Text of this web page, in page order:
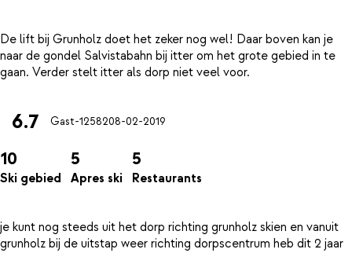
De lift bij Grunholz doet het zeker nog wel! Daar boven kan je
naar de gondel Salvistabahn bij itter om het grote gebied in te
6.7 Gast-1258208-02-2019
10
Ski gebied
5
Apres ski
5
Restaurants
je kunt nog steeds uit het dorp richting grunholz skien en vanuit
grunholz bij de uitstap weer richting dorpscentrum heb dit 2 jaar